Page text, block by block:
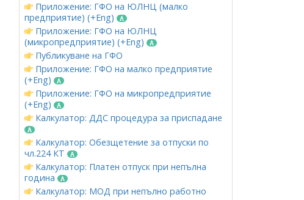
Приложение: ГФО на ЮЛНЦ (малко
предприятие) (+Eng)
Приложение: ГФО на ЮЛНЦ
(микропредприятие) (+Eng)
Публикуване на ГФО
Приложение: ГФО на малко предприятие
(+Eng)
Приложение: ГФО на микропредприятие
(+Eng)
Калкулатор: ДДС процедура за приспадане
Калкулатор: Обезщетение за отпуски по
чл.224 КТ
Калкулатор: Платен отпуск при непълна
година
Калкулатор: МОД при непълно работно